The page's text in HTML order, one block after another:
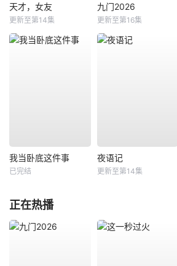
天才，女友
更新至第14集
九门2026
更新至第16集
我当卧底这件事
已完结
夜语记
更新至第14集
正在热播